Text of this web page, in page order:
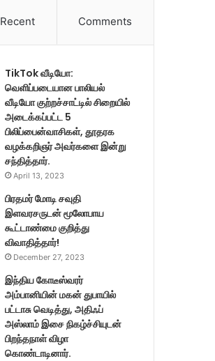
Recent Comments
TikTok வீடியோ:
வெளிப்படையான பாலியல்
வீடியோ குற்றச்சாட்டில் சிறையில்
அடைக்கப்பட்ட 5
பிலிப்பைன்வாசிகள், தூதரக
வழக்கறிஞர் அவர்களை இன்று
சந்தித்தார்.
April 13, 2023
பிரதமர் மோடி சவுதி
இளவரசருடன் மூலோபாய
கூட்டாண்மை குறித்து
விவாதித்தார்!
December 27, 2023
இந்திய கோடீஸ்வரர்
அம்பானியின் மகன் துபாயில்
பட்டாசு வெடித்து, அதிஃப்
அஸ்லாம் இசை நிகழ்ச்சியுடன்
பிறந்தநாள் விழா
கொண்டாடினார்.